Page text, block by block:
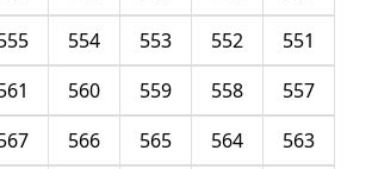
551
552
553
554
557
558
559
560
563
564
565
566